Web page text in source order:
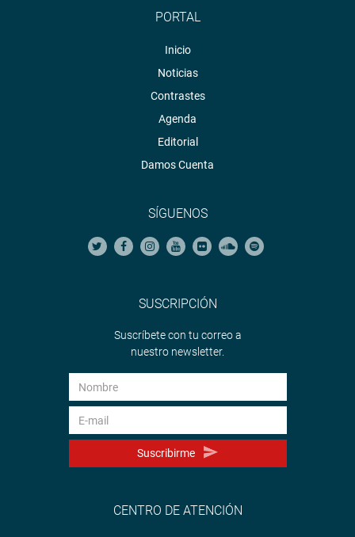
PORTAL
Inicio
Noticias
Contrastes
Agenda
Editorial
Damos Cuenta
SÍGUENOS
SUSCRIPCIÓN
Suscríbete con tu correo a
nuestro newsletter.
Suscribirme
CENTRO DE ATENCIÓN